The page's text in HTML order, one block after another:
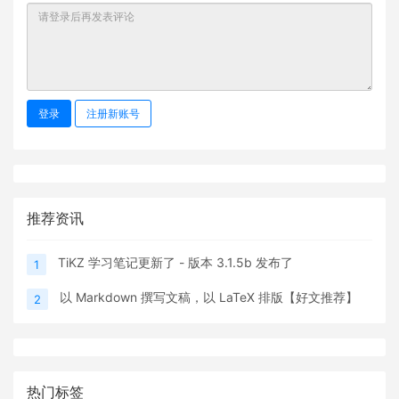
登录 注册新账号
推荐资讯
1 TiKZ 学习笔记更新了 - 版本 3.1.5b 发布了
2 以 Markdown 撰写文稿，以 LaTeX 排版【好文推荐】
热门标签